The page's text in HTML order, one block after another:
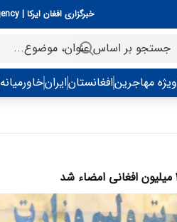
خبرگزاری افغان ایرکا | Afghan Irca News Agency
ویژه مهاجرینافغانستانایرانخاورمیانه